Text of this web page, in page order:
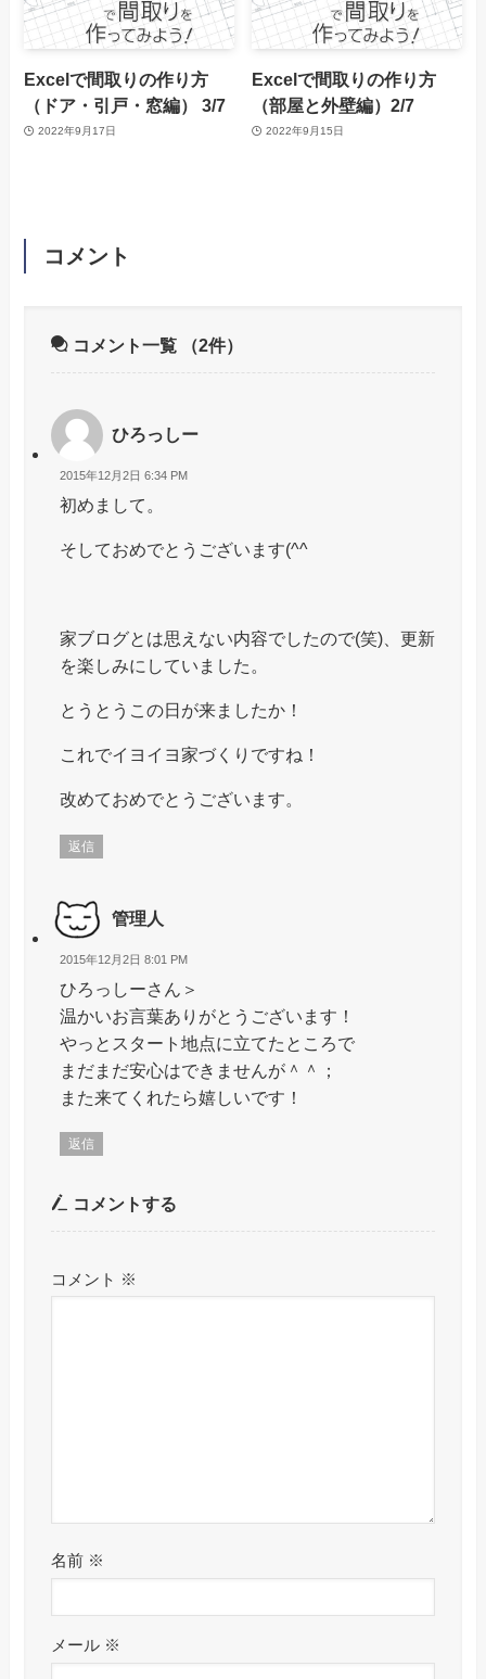
Excelで間取りの作り方
（ドア・引戸・窓編） 3/7
2022年9月17日
Excelで間取りの作り方
（部屋と外壁編）2/7
2022年9月15日
コメント
コメント一覧 （2件）
ひろっしー
2015年12月2日 6:34 PM
初めまして。
そしておめでとうございます(^^
家ブログとは思えない内容でしたので(笑)、更新
を楽しみにしていました。
とうとうこの日が来ましたか！
これでイヨイヨ家づくりですね！
改めておめでとうございます。
返信
管理人
2015年12月2日 8:01 PM
ひろっしーさん＞
温かいお言葉ありがとうございます！
やっとスタート地点に立てたところで
まだまだ安心はできませんが＾＾；
また来てくれたら嬉しいです！
返信
コメントする
コメント ※
名前 ※
メール ※